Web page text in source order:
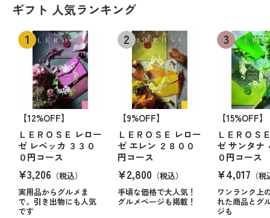
ギフト 人気ランキング
【12%OFF】
ＬＥＲＯＳＥ レロー
ゼ レベッカ ３３０
０円コース
¥3,206 （税込）
実用品からグルメま
で。引き出物にも人気
です
【9%OFF】
ＬＥＲＯＳＥ レロー
ゼ エレン ２８００
円コース
¥2,800 （税込）
手頃な価格で大人気！
グルメページも掲載！
【15%OFF】
ＬＥＲＯＳ
ゼ サンタナ
０円コース
¥4,017 （
ワンランク上
れた商品とグ
ジも